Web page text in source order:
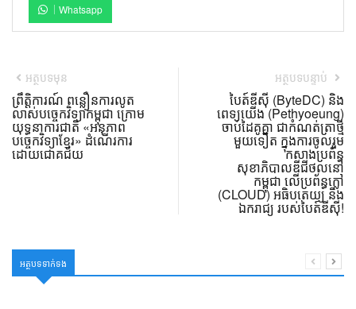
Whatsapp
អត្ថបទមុន
ព្រឹត្តិការណ៍ ពន្លឿនការលូត
លាស់បច្ចេកវិទ្យាកម្ពុជា ក្រោម
យុទ្ធនាការជាតិ «អនុភាព
បច្ចេកវិទ្យាខ្មែរ» ដំណើរការ
ដោយជោគជ័យ
អត្ថបទបន្ទាប់
បៃត៍ឌីស៊ី (ByteDC) និង
ពេទ្យយើង (Pethyoeung)
ចាប់ដៃគូគ្នា ជាកំណត់ត្រាថ្មី
មួយទៀត ក្នុងការចូលរួម
កសាងប្រព័ន្ធ
សុខាភិបាលឌីជីថល​នៅ
កម្ពុជា លើប្រព័ន្ធក្លៅ
(CLOUD) អធិបតេយ្យ និង
ឯករាជ្យ របស់បៃត៍ឌីស៊ី!
អត្ថបទទាក់ទង